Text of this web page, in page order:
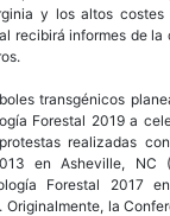
y los altos
recibirá informes de la
transgénicos
Forestal 2019 a
realizadas
en Asheville, NC
Forestal 2017
Originalmente, la